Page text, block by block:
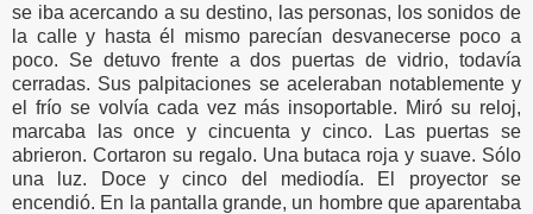
se iba acercando a su destino, las personas, los sonidos de
la calle y hasta él mismo parecían desvanecerse poco a
poco. Se detuvo frente a dos puertas de vidrio, todavía
cerradas. Sus palpitaciones se aceleraban notablemente y
el frío se volvía cada vez más insoportable. Miró su reloj,
marcaba las once y cincuenta y cinco. Las puertas se
abrieron. Cortaron su regalo. Una butaca roja y suave. Sólo
una luz. Doce y cinco del mediodía. El proyector se
encendió. En la pantalla grande, un hombre que aparentaba